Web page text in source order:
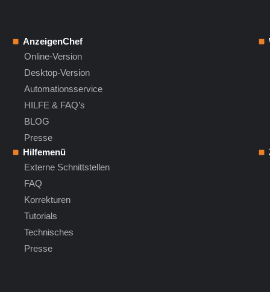
AnzeigenChef
Online-Version
Desktop-Version
Automationsservice
HILFE & FAQ’s
BLOG
Presse
Hilfemenü
Externe Schnittstellen
FAQ
Korrekturen
Tutorials
Technisches
Presse